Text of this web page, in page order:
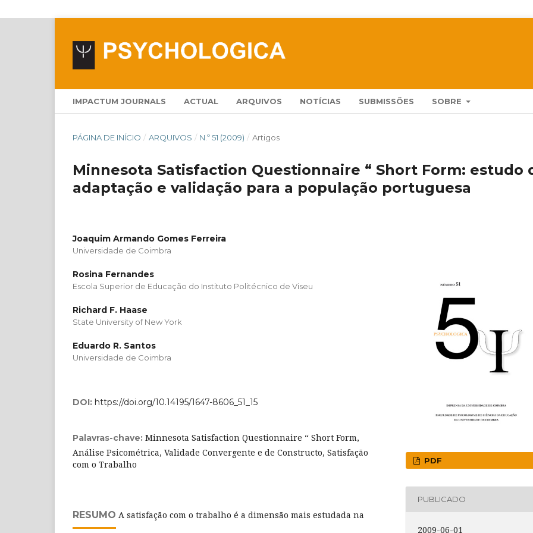
IMPACTUM JOURNALS ACTUAL ARQUIVOS NOTÍCIAS SUBMISSÕES SOBRE
PÁGINA DE INÍCIO / ARQUIVOS / N.º 51 (2009) / Artigos
Minnesota Satisfaction Questionnaire “ Short Form: estudo
adaptação e validação para a população portuguesa
Joaquim Armando Gomes Ferreira
Universidade de Coimbra
Rosina Fernandes
Escola Superior de Educação do Instituto Politécnico de Viseu
Richard F. Haase
State University of New York
Eduardo R. Santos
Universidade de Coimbra
DOI: https://doi.org/10.14195/1647-8606_51_15
Palavras-chave: Minnesota Satisfaction Questionnaire “ Short Form,
Análise Psicométrica, Validade Convergente e de Constructo, Satisfação
com o Trabalho
RESUMO A satisfação com o trabalho é a dimensão mais estudada na
PDF
PUBLICADO
2009-06-01